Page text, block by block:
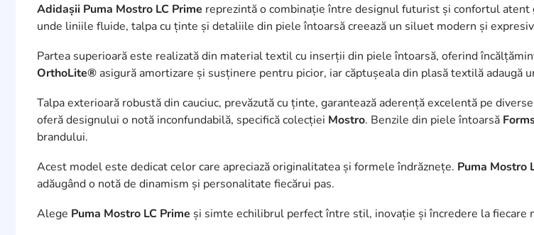
Adidașii Puma Mostro LC Prime reprezintă o combinație între designul futurist și confortul
unde liniile fluide, talpa cu ținte și detaliile din piele întoarsă creează un siluet modern și
Partea superioară este realizată din material textil cu inserții din piele întoarsă, oferind
OrthoLite® asigură amortizare și susținere pentru picior, iar căptușeala din plasă textilă
Talpa exterioară robustă din cauciuc, prevăzută cu ținte, garantează aderență excelentă pe
oferă designului o notă inconfundabilă, specifică colecției Mostro. Benzile din piele întoarsă
brandului.
Acest model este dedicat celor care apreciază originalitatea și formele îndrăznețe. Puma Mostro
adăugând o notă de dinamism și personalitate fiecărui pas.
Alege Puma Mostro LC Prime și simte echilibrul perfect între stil, inovație și încredere la fiecare